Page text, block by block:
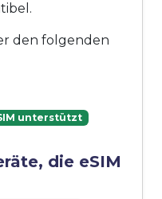
den folgenden
unterstützt
die eSIM